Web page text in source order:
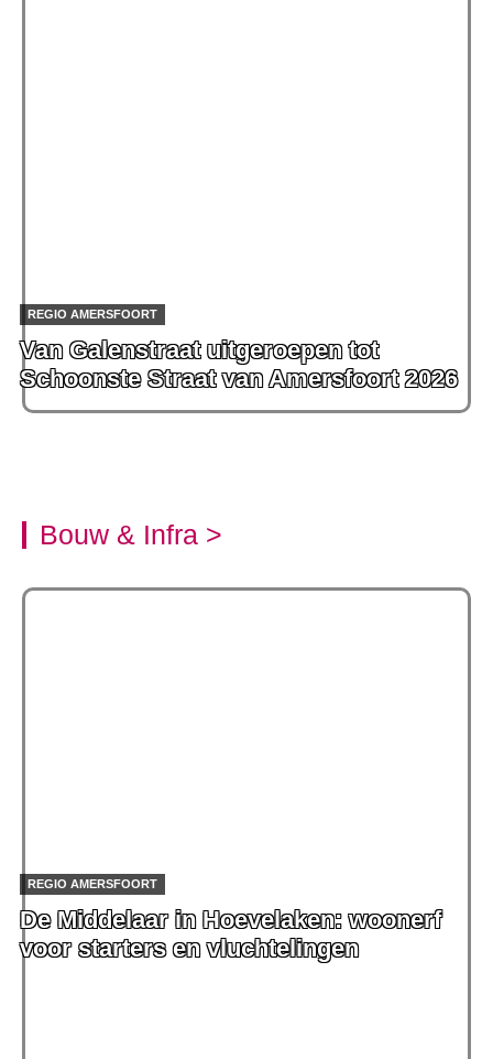
REGIO AMERSFOORT
Van Galenstraat uitgeroepen tot
Schoonste Straat van Amersfoort 2026
Bouw & Infra >
REGIO AMERSFOORT
De Middelaar in Hoevelaken: woonerf
voor starters en vluchtelingen